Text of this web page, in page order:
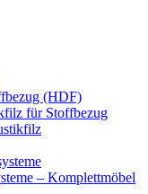
(HDF)
für Stoffbezug
– Komplettmöbel